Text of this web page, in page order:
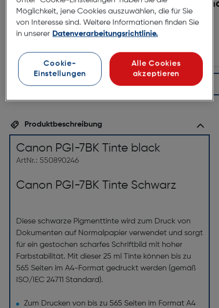
Canon CL-513 Tinte color
12ml
€ 38,99
In den Warenkorb
Produktbeschreibung
Canon PGI-7BK Tinte black
ArtNr.: 550890246
Canon PGI-7BK Tinte Schwarz
Diese schwarze Pigmenttinte wird zum Druck von
Dokumenten auf Normalpapier verwendet und sorgt
für ein gestochen scharfes Schriftbild mit hoher
Farbstabilität. Mit dieser 25 ml Tinte können bis zu
565 Seiten im A4-Format gedruckt werden (gemäß
ISO/IEC 24711 Standard).
Zum Drucken von bis zu 565 Seiten im Format A4
Möglichkeit, jene Cookies auszuwählen, die für Sie
von Interesse sind. Weitere Informationen finden Sie
in unserer Datenverarbeitungsrichtlinie.
Cookie-
Einstellungen
Alle Cookies
akzeptieren